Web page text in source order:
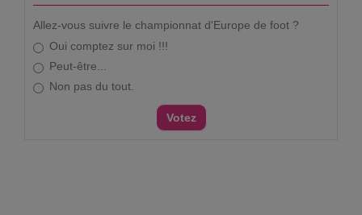
Allez-vous suivre le championnat d'Europe de foot ?
Oui comptez sur moi !!!
Peut-être...
Non pas du tout.